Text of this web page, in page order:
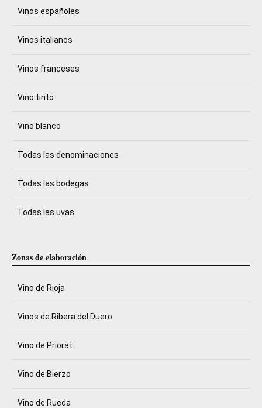
Vinos españoles
Vinos italianos
Vinos franceses
Vino tinto
Vino blanco
Todas las denominaciones
Todas las bodegas
Todas las uvas
Zonas de elaboración
Vino de Rioja
Vinos de Ribera del Duero
Vino de Priorat
Vino de Bierzo
Vino de Rueda